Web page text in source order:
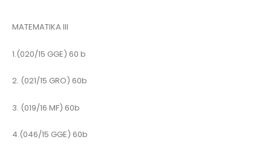
MATEMATIKA III
1.(020/15 GGE) 60 b
2. (021/15 GRO) 60b
3. (019/16 MF) 60b
4.(046/15 GGE) 60b